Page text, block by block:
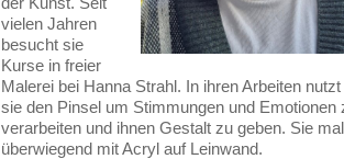
vielen Jahren
besucht sie
Kurse in freier
Malerei bei Hanna Strahl. In ihren Arbeiten nutzt
sie den Pinsel um Stimmungen und Emotionen
verarbeiten und ihnen Gestalt zu geben. Sie
überwiegend mit Acryl auf Leinwand.